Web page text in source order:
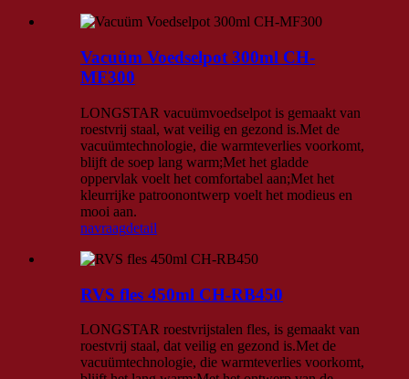
Vacuüm Voedselpot 300ml CH-
MF300
LONGSTAR vacuümvoedselpot is gemaakt van
roestvrij staal, wat veilig en gezond is.Met de
vacuümtechnologie, die warmteverlies voorkomt,
blijft de soep lang warm;Met het gladde
oppervlak voelt het comfortabel aan;Met het
kleurrijke patroonontwerp voelt het modieus en
mooi aan.
navraagdetail
RVS fles 450ml CH-RB450
LONGSTAR roestvrijstalen fles, is gemaakt van
roestvrij staal, dat veilig en gezond is.Met de
vacuümtechnologie, die warmteverlies voorkomt,